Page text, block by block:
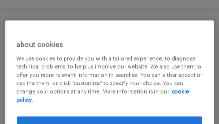
間・幹線等輸送、中型トラック、中型免
許、大型免許
三重県鈴鹿市, 三重県
temporary
¥1500.00 per hour
about cookies
We use cookies to provide you with a tailored experience, to diagnose
technical problems, to help us improve our website. We also use them to
offer you more relevant information in searches. You can either accept or
decline them, or click "customize" to specify your choice. You can
change your options at any time. More information is in our cookie
policy.